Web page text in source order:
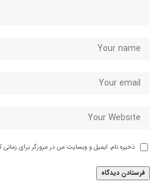
ذخیره نام، ایمیل و وبسایت من در مرورگر برای